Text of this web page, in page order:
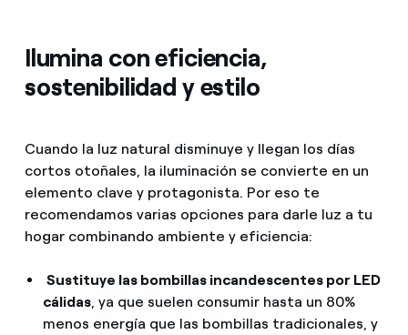
Ilumina con eficiencia,
sostenibilidad y estilo
Cuando la luz natural disminuye y llegan los días
cortos otoñales, la iluminación se convierte en un
elemento clave y protagonista. Por eso te
recomendamos varias opciones para darle luz a tu
hogar combinando ambiente y eficiencia:
Sustituye las bombillas incandescentes por LED
cálidas, ya que suelen consumir hasta un 80%
menos energía que las bombillas tradicionales, y